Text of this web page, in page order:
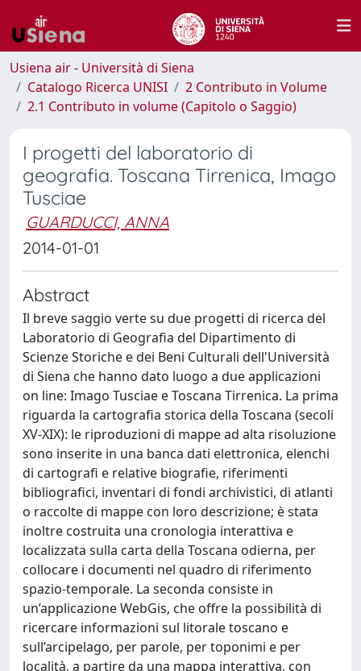
Usiena air - Università di Siena
Catalogo Ricerca UNISI
2 Contributo in Volume
2.1 Contributo in volume (Capitolo o Saggio)
I progetti del laboratorio di
geografia. Toscana Tirrenica, Imago
Tusciae
GUARDUCCI, ANNA
2014-01-01
Abstract
Il breve saggio verte su due progetti di ricerca del
Laboratorio di Geografia del Dipartimento di
Scienze Storiche e dei Beni Culturali dell'Università
di Siena che hanno dato luogo a due applicazioni
on line: Imago Tusciae e Toscana Tirrenica. La prima
riguarda la cartografia storica della Toscana (secoli
XV-XIX): le riproduzioni di mappe ad alta risoluzione
sono inserite in una banca dati elettronica, elenchi
di cartografi e relative biografie, riferimenti
bibliografici, inventari di fondi archivistici, di atlanti
o raccolte di mappe con loro descrizione; è stata
inoltre costruita una cronologia interattiva e
localizzata sulla carta della Toscana odierna, per
collocare i documenti nel quadro di riferimento
spazio-temporale. La seconda consiste in
un’applicazione WebGis, che offre la possibilità di
ricercare informazioni sul litorale toscano e
sull’arcipelago, per parole, per toponimi e per
località, a partire da una mappa interattiva, con